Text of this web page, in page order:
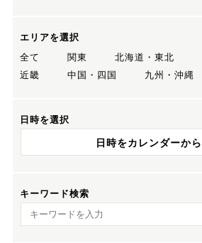
エリアを選択
全て
関東 北海道・東北
近畿
中国・四国 九州・沖縄
日時を選択
日時をカレンダーか
キーワード検索
キーワード検索